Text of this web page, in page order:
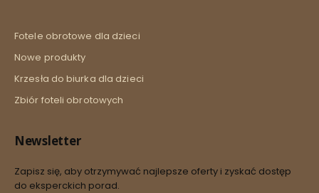
Fotele obrotowe dla dzieci
Nowe produkty
Krzesła do biurka dla dzieci
Zbiór foteli obrotowych
Newsletter
Zapisz się, aby otrzymywać najlepsze oferty i zyskać dostęp
do eksperckich porad.